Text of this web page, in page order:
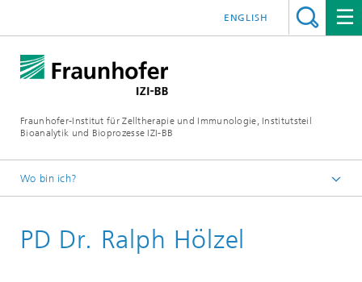
Fraunhofer-Institut für Zelltherapie und Immunologie, Institutsteil
Bioanalytik und Bioprozesse IZI-BB
ENGLISH
Wo bin ich?
PD Dr. Ralph Hölzel